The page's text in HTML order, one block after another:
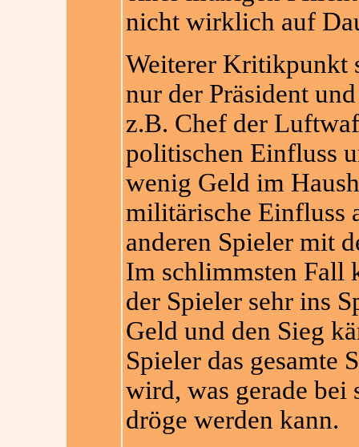
nicht wirklich auf
Weiterer Kritikpunkt
nur der Präsident
z.B. Chef der
politischen Einfluss
wenig Geld im
militärische Einfluss
anderen Spieler mit
Im schlimmsten Fall
der Spieler sehr ins
Geld und den Sieg
Spieler das gesamte
wird, was gerade bei
dröge werden kann.